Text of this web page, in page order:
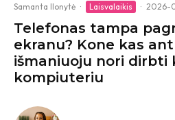
Samanta Ilonytė · Laisvalaikis · 2026-
Telefonas tampa
ekranu? Kone kas
išmaniuoju nori dirbti
kompiuteriu